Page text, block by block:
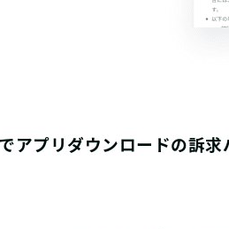
アプリダウンロードの訴